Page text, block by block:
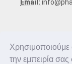
Χρησιμοποιούμε
την εμπειρία
Email: